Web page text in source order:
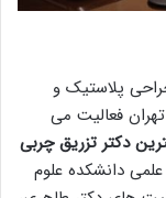
پلاستیک و
فعالیت می
دکتر تزریق چربی
دانشکده علوم